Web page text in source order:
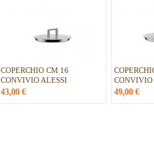
COPERCHIO CM 16
CONVIVIO ALESSI
43,00 €
CONVIVIO
49,00 €